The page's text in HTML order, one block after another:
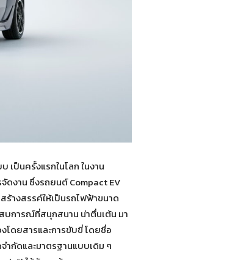
เป็นครั้งแรกในโลก ในงาน
ดงาน ซึ่งรถยนต์ Compact EV
ร้างสรรค์ให้เป็นรถไฟฟ้าขนาด
บการณ์ที่สนุกสนาน น่าตื่นเต้น มา
ดยสารและการขับขี่ โดยชื่อ
ำกัดและมาตรฐานแบบเดิม ๆ